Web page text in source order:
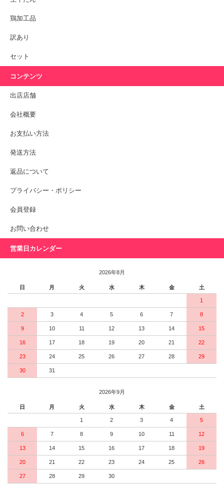
鶏加工品
訳あり
セット
コンテンツ
出店店舗
会社概要
お支払い方法
発送方法
返品について
プライバシー・ポリシー
会員登録
お問い合わせ
営業日カレンダー
2026年8月
日 月 火 水 木 金 土
1
2 3 4 5 6 7 8
9 10 11 12 13 14 15
16 17 18 19 20 21 22
23 24 25 26 27 28 29
30 31
2026年9月
日 月 火 水 木 金 土
1 2 3 4 5
6 7 8 9 10 11 12
13 14 15 16 17 18 19
20 21 22 23 24 25 26
27 28 29 30